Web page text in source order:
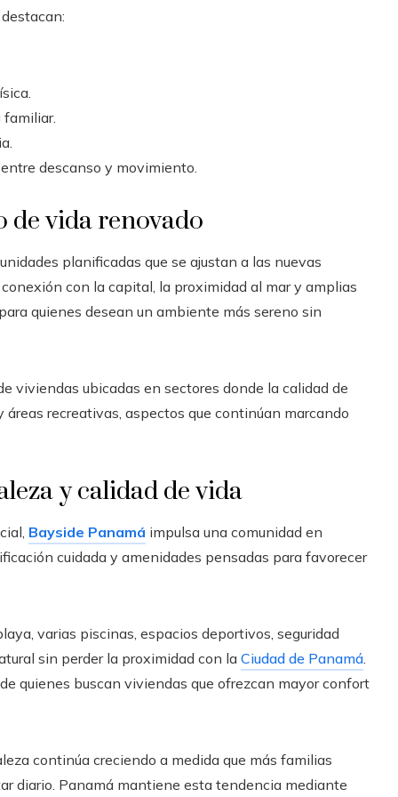
descanso y movimiento.
de vida renovado
planificadas que se ajustan a las nuevas
con la capital, la proximidad al mar y amplias
quienes desean un ambiente más sereno sin
viviendas ubicadas en sectores donde la calidad de
recreativas, aspectos que continúan marcando
y calidad de vida
Bayside Panamá impulsa una comunidad en
cuidada y amenidades pensadas para favorecer
varias piscinas, espacios deportivos, seguridad
sin perder la proximidad con la Ciudad de Panamá
quienes buscan viviendas que ofrezcan mayor confort
continúa creciendo a medida que más familias
diario. Panamá mantiene esta tendencia mediante